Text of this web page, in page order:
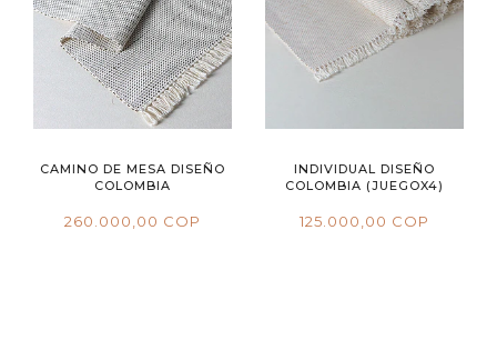
CAMINO DE MESA DISEÑO
COLOMBIA
260.000,00 COP
INDIVIDUAL DISEÑO
COLOMBIA (JUEGOX4)
125.000,00 COP